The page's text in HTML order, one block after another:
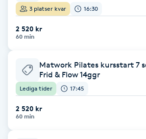
Fotmassage
Fotsvamp
Fotvård
Fransborttagning
3 platser kvar 16:30
2 520 kr
60 min
Matwork Pilates kursstart 7
Frid & Flow 14ggr
Lediga tider 17:45
2 520 kr
60 min